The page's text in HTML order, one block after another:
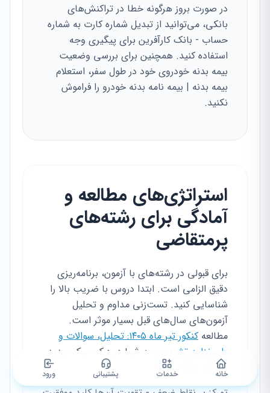
در صورت بروز هرگونه خطا در تراکنش‌های
بانکی، می‌توانید از تبدیل شماره کارت به شماره
حساب - بانک کارآفرین برای پیگیری وجه
استفاده کنید. همچنین برای بررسی وضعیت
بیمه بدنه خودروی خود در طول سفر، استعلام
بیمه بدنه | بیمه نامه بدنه خودرو را فراموش
نکنید.
استراتژی‌های مطالعه و
آمادگی برای رشته‌های
پرمتقاضی
برای قبولی در رشته‌های با آزمون، برنامه‌ریزی
دقیق الزامی است. ابتدا دروس با ضریب بالا را
شناسایی کنید. تست‌زنی مداوم و تحلیل
آزمون‌های سال‌های قبل بسیار موثر است.
مطالعه
کنکور تیر ماه ۱۴۰۵: تحلیل، سوالات و
پاسخنامه تشریحی
به شما در درک سبک جدید
سوالات کمک می‌کند.
خانه خدمات پشتیبانی ورود